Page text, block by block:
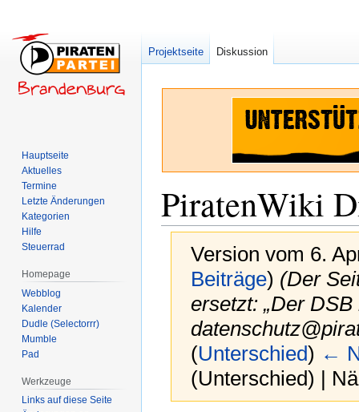
PiratenWiki
Version vom 6.
Beiträge) (Der
ersetzt: „Der
(Unterschied) ←
(Unterschied) |
Projektseite Diskussion
Hauptseite
Aktuelles
Termine
Letzte Änderungen
Kategorien
Hilfe
Steuerrad
Homepage
Webblog
Kalender
Dudle (Selectorrr)
Mumble
Pad
Werkzeuge
Links auf diese Seite